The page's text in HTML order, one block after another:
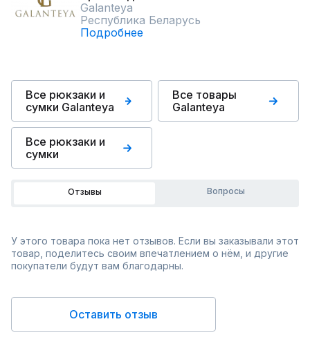
Galanteya
Республика Беларусь
Подробнее
Все рюкзаки и
сумки Galanteya
Все товары
Galanteya
Все рюкзаки и
сумки
Отзывы Вопросы
У этого товара пока нет отзывов. Если вы заказывали этот
товар, поделитесь своим впечатлением о нём, и другие
покупатели будут вам благодарны.
Оставить отзыв